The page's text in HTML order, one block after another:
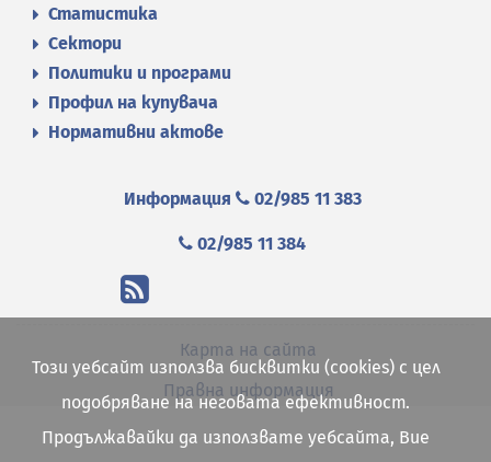
Статистика
Сектори
Политики и програми
Профил на купувача
Нормативни актове
Информация 02/985 11 383
02/985 11 384
Карта на сайта
Правна информация
Този уебсайт използва бисквитки (cookies) с цел
подобряване на неговата ефективност.
Продължавайки да използвате уебсайта, Вие